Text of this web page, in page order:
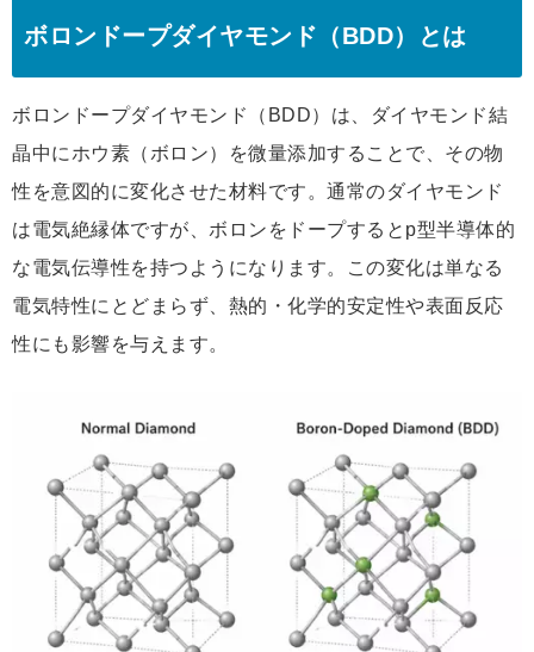
ボロンドープダイヤモンド（BDD）とは
ボロンドープダイヤモンド（BDD）は、ダイヤモンド結
晶中にホウ素（ボロン）を微量添加することで、その物
性を意図的に変化させた材料です。通常のダイヤモンド
は電気絶縁体ですが、ボロンをドープするとp型半導体的
な電気伝導性を持つようになります。この変化は単なる
電気特性にとどまらず、熱的・化学的安定性や表面反応
性にも影響を与えます。